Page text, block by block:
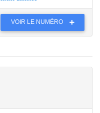
VOIR LE NUMÉRO